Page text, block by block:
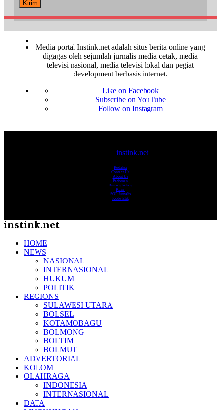
Media portal Instink.net adalah situs berita online yang
digagas oleh sejumlah jurnalis media cetak, media
televisi nasional, media televisi lokal dan pegiat
development berbasis internet.
Like on Facebook
Subscribe on YouTube
Follow on Instagram
instink.net
Redaksi
Contact Us
About Us
Pedoman
Privacy Policy
Karir
SOP Jurnalis
Kode Etik
instink.net
HOME
NEWS
NASIONAL
INTERNASIONAL
HUKUM
POLITIK
REGIONS
SULAWESI UTARA
BOLSEL
KOTAMOBAGU
BOLMONG
BOLTIM
BOLMUT
ADVERTORIAL
KOLOM
OLAHRAGA
INDONESIA
INTERNASIONAL
DATA